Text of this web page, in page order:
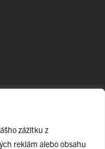
zážitku z
reklám alebo obsahu